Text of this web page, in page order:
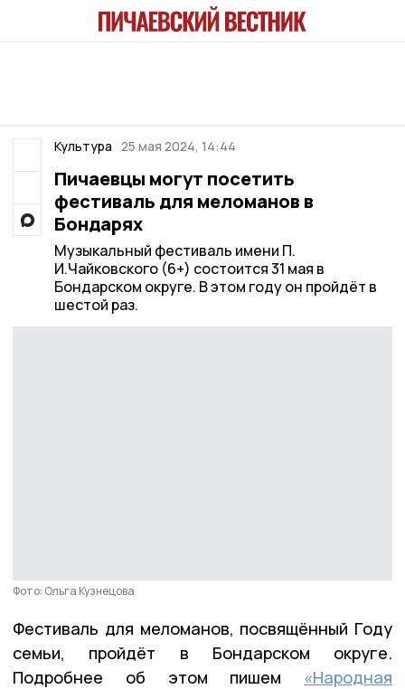
Культура 25 мая 2024, 14:44
Пичаевцы могут посетить
фестиваль для меломанов в
Бондарях
Музыкальный фестиваль имени П.
И.Чайковского (6+) состоится 31 мая в
Бондарском округе. В этом году он пройдёт в
шестой раз.
Фото: Ольга Кузнецова
Фестиваль для меломанов, посвящённый Году
семьи, пройдёт в Бондарском округе.
Подробнее об этом пишем «Народная